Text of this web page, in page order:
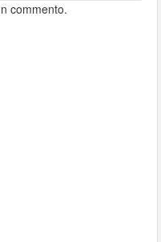
commento.